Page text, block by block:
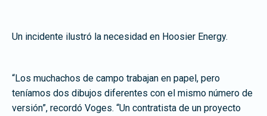
Un incidente ilustró la necesidad en Hoosier Energy.
“Los muchachos de campo trabajan en papel, pero
teníamos dos dibujos diferentes con el mismo número de
versión”, recordó Voges. “Un contratista de un proyecto